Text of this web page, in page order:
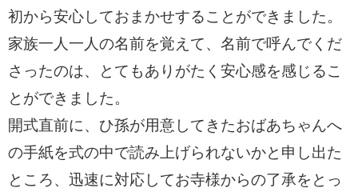
初から安心しておまかせすることができました。
家族一人一人の名前を覚えて、名前で呼んでくだ
さったのは、とてもありがたく安心感を感じるこ
とができました。
開式直前に、ひ孫が用意してきたおばあちゃんへ
の手紙を式の中で読み上げられないかと申し出た
ところ、迅速に対応してお寺様からの了承をとっ